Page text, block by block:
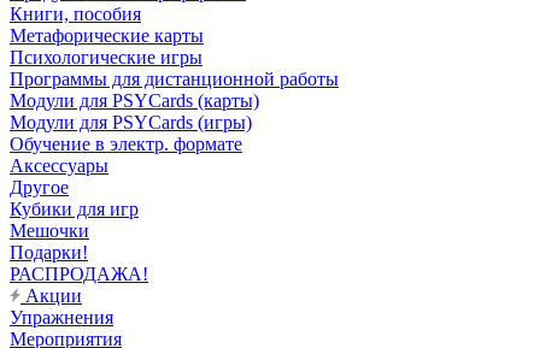
Книги, пособия
Метафорические карты
Психологические игры
Программы для дистанционной работы
Модули для PSYCards (карты)
Модули для PSYCards (игры)
Обучение в электр. формате
Аксессуары
Другое
Кубики для игр
Мешочки
Подарки!
РАСПРОДАЖА!
Акции
Упражнения
Мероприятия